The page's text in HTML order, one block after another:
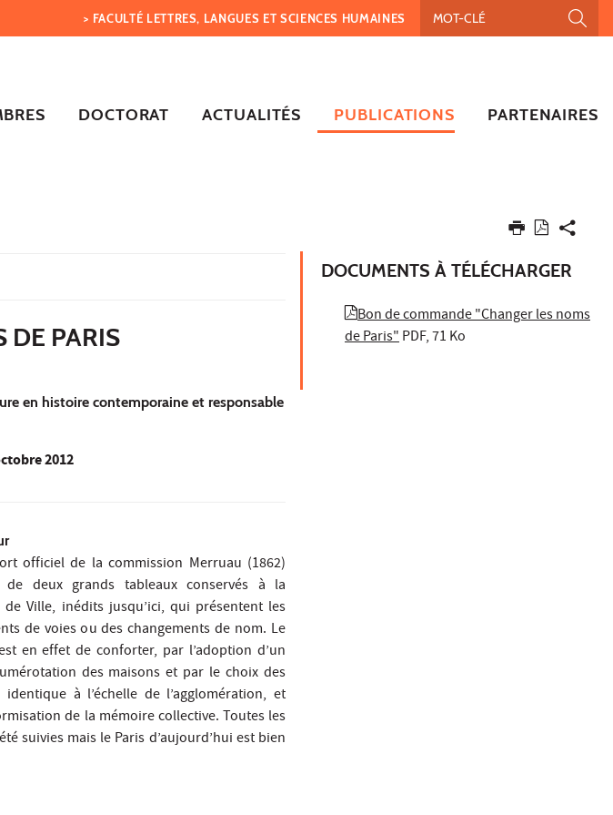
> FACULTÉ LETTRES, LANGUES ET SCIENCES HUMAINES
DOCTORAT ACTUALITÉS PUBLICATIONS PARTENAIRES
DE PARIS
en histoire contemporaine et responsable
2012
officiel de la commission Merruau (1862)
deux grands tableaux conservés à la
Ville, inédits jusqu’ici, qui présentent les
de voies ou des changements de nom. Le
en effet de conforter, par l’adoption d’un
des maisons et par le choix des
à l’échelle de l’agglomération, et
de la mémoire collective. Toutes les
suivies mais le Paris d’aujourd’hui est bien
DOCUMENTS À TÉLÉCHARGER
Bon de commande "Changer les noms
de Paris"PDF, 71 Ko